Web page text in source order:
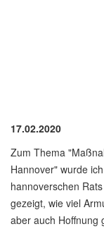
17.02.2020
Zum Thema
Hannover" wurde
hannoverschen
gezeigt, wie viel
aber auch Hoffnung